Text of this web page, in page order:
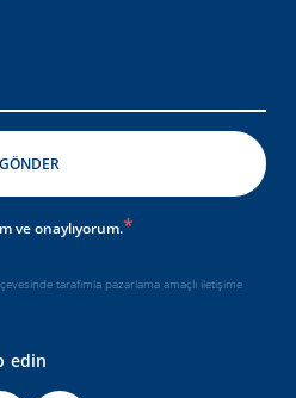
ve onaylıyorum.
tarafımla pazarlama amaçlı iletişime
edin